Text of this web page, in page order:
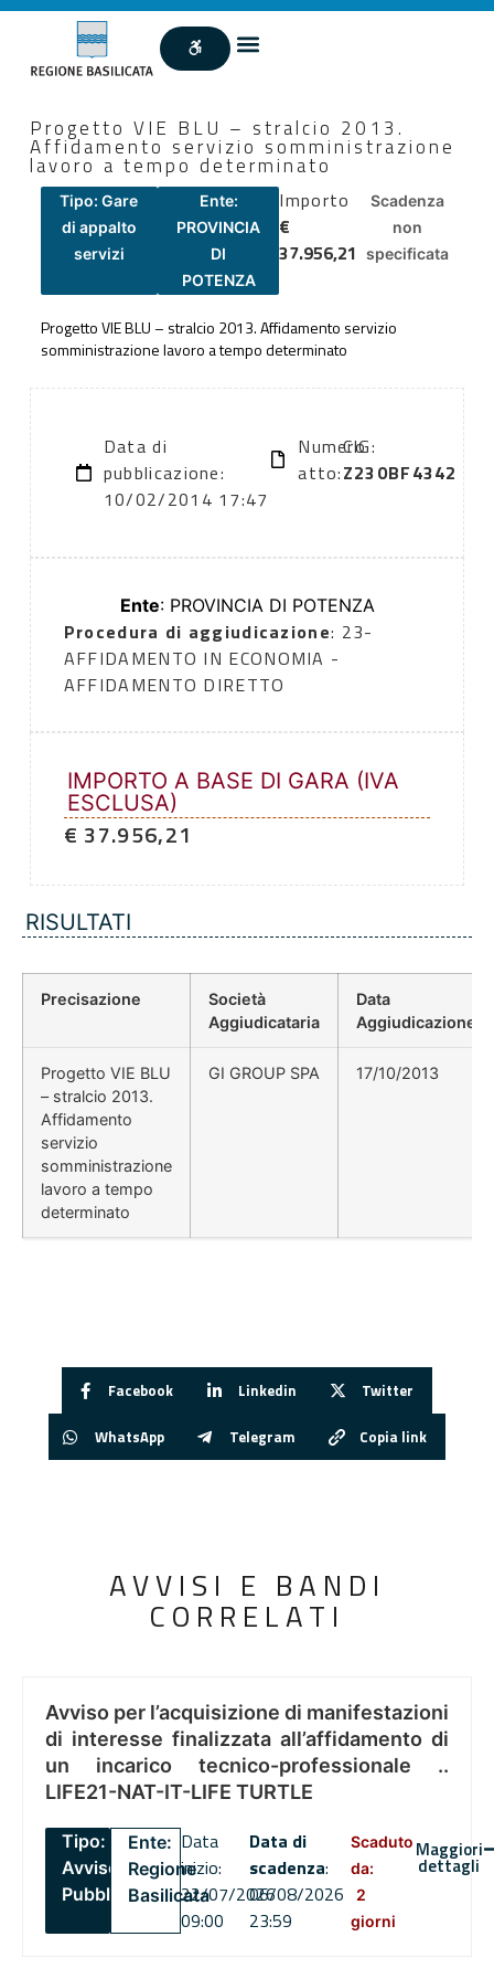
Progetto VIE BLU – stralcio 2013.
Affidamento servizio somministrazione
lavoro a tempo determinato
Tipo: Gare
di appalto
servizi
Ente:
PROVINCIA
DI
POTENZA
Importo
€
37.956,21
Scadenza
non
specificata
Progetto VIE BLU – stralcio 2013. Affidamento servizio
somministrazione lavoro a tempo determinato
Data di
pubblicazione:
10/02/2014 17:47
Numero
atto:
CIG:
Z230BF4342
Ente: PROVINCIA DI POTENZA
Procedura di aggiudicazione: 23-
AFFIDAMENTO IN ECONOMIA -
AFFIDAMENTO DIRETTO
IMPORTO A BASE DI GARA (IVA
ESCLUSA)
€ 37.956,21
RISULTATI
Precisazione
Società
Aggiudicataria
Data
Aggiudicazione
Progetto VIE BLU
– stralcio 2013.
Affidamento
servizio
somministrazione
lavoro a tempo
determinato
GI GROUP SPA 17/10/2013
Facebook Linkedin Twitter
WhatsApp Telegram Copia link
AVVISI E BANDI
CORRELATI
Avviso per l’acquisizione di manifestazioni
di interesse finalizzata all’affidamento di
un incarico tecnico-professionale ..
LIFE21-NAT-IT-LIFE TURTLE
Tipo:
Avviso
Pubblico
Ente:
Regione
Basilicata
Data
inizio:
22/07/2026
09:00
Data di
scadenza:
06/08/2026
23:59
Scaduto
da:
2
giorni
Maggiori
dettagli